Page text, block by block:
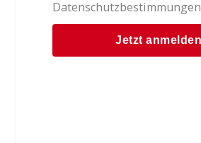
Datenschutzbestimmungen